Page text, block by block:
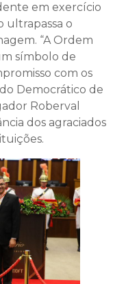
em exercício
ultrapassa o
“A Ordem
símbolo de
com os
Democrático de
Roberval
dos agraciados